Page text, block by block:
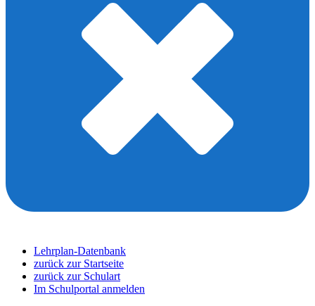
Lehrplan-Datenbank
zurück zur Startseite
zurück zur Schulart
Im Schulportal anmelden